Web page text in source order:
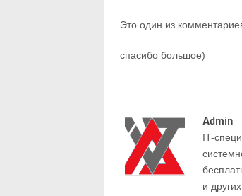
Это один из
спасибо большое)
Admin
IT-
и